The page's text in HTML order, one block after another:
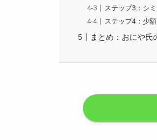
ステップ3：シ
ステップ4：少
まとめ：おにや氏